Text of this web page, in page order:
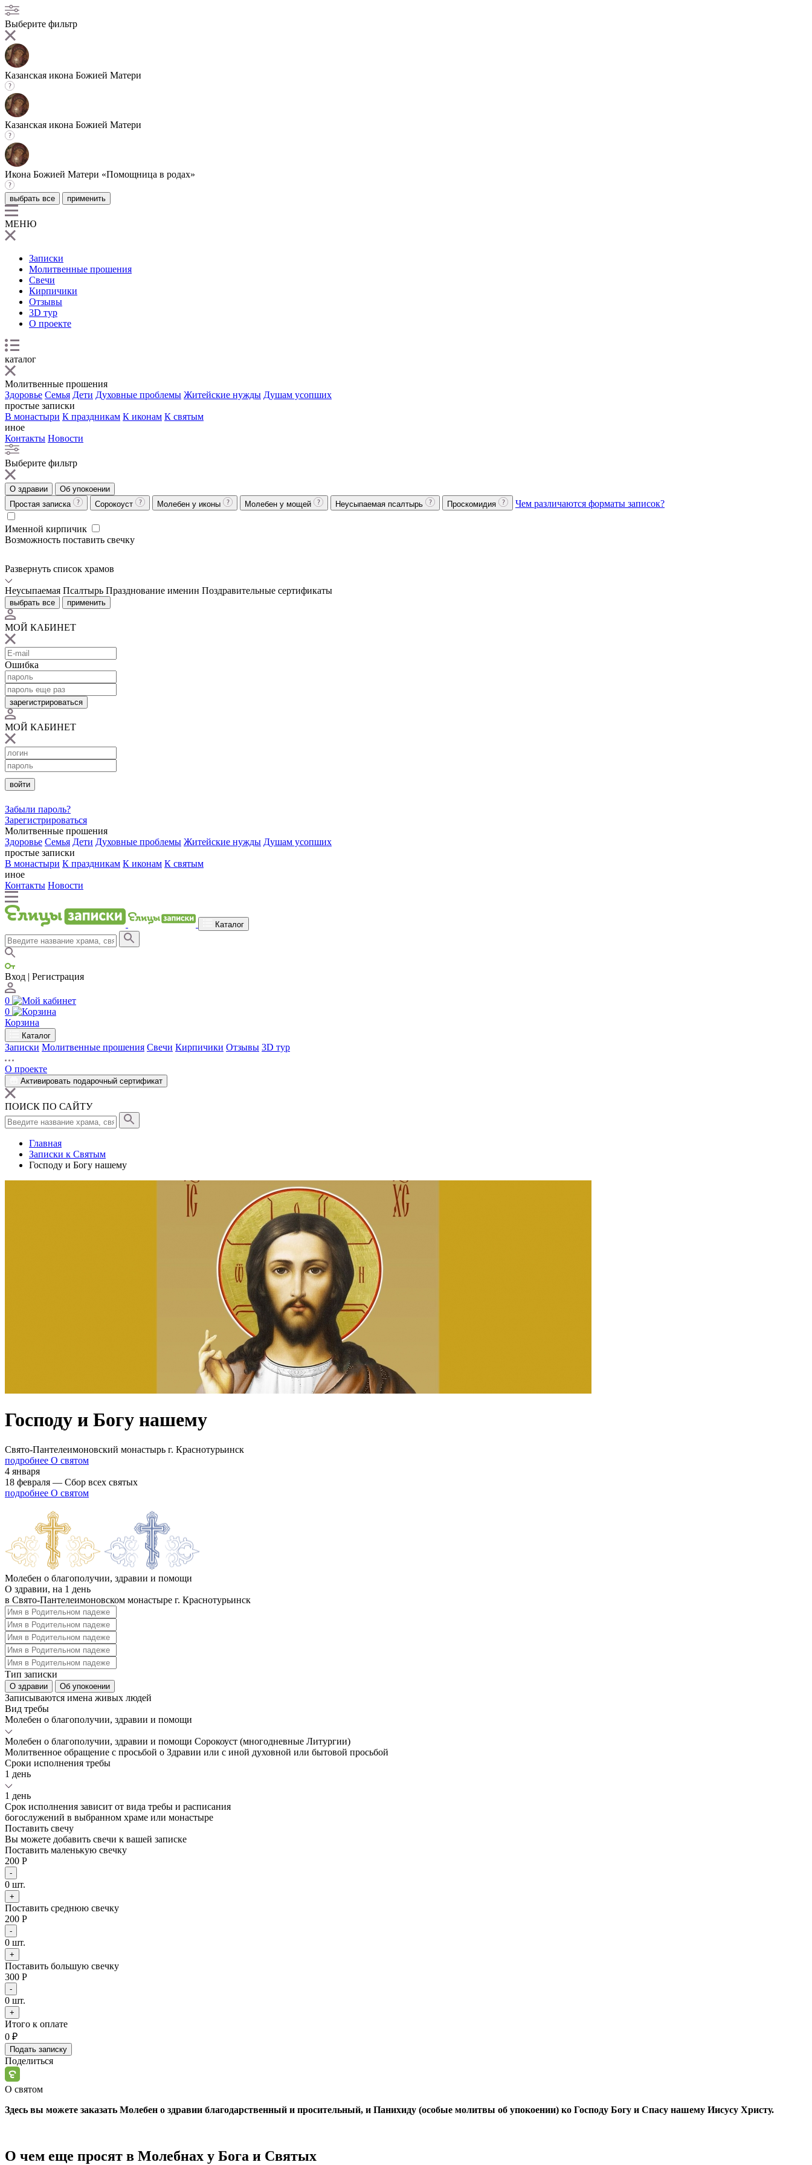
Выберите фильтр
Казанская икона Божией Матери
Казанская икона Божией Матери
Икона Божией Матери «Помощница в родах»
выбрать все применить
МЕНЮ
Записки
Молитвенные прошения
Свечи
Кирпичики
Отзывы
3D тур
О проекте
каталог
Молитвенные прошения
Здоровье Семья Дети Духовные проблемы Житейские нужды Душам усопших
простые записки
В монастыри К праздникам К иконам К святым
иное
Контакты Новости
Выберите фильтр
О здравии
Об упокоении
Простая записка
Сорокоуст Молебен у иконы Молебен у мощей Неусыпаемая псалтырь Проскомидия Чем различаются форматы записок?
Именной кирпичик
Возможность поставить свечку
Развернуть список храмов
Неусыпаемая Псалтырь Празднование именин Поздравительные сертификаты
выбрать все применить
МОЙ КАБИНЕТ
Ошибка
зарегистрироваться
МОЙ КАБИНЕТ
войти
Забыли пароль?
Зарегистрироваться
Молитвенные прошения
Здоровье Семья Дети Духовные проблемы Житейские нужды Душам усопших
простые записки
В монастыри К праздникам К иконам К святым
иное
Контакты Новости
Каталог
Вход | Регистрация
0
0
Корзина
Каталог
Записки Молитвенные прошения Свечи Кирпичики Отзывы 3D тур
О проекте
Активировать подарочный сертификат
ПОИСК ПО САЙТУ
Главная
Записки к Святым
Господу и Богу нашему
Господу и Богу нашему
Свято-Пантелеимоновский монастырь г. Краснотурьинск
подробнее О святом
4 января
18 февраля — Сбор всех святых
подробнее О святом
Молебен о благополучии, здравии и помощи
О здравии, на 1 день
в Свято-Пантелеимоновском монастыре г. Краснотурьинск
Тип записки
О здравии Об упокоении
Записываются имена живых людей
Вид требы
Молебен о благополучии, здравии и помощи
Молебен о благополучии, здравии и помощи Сорокоуст (многодневные Литургии)
Молитвенное обращение с просьбой о Здравии или с иной духовной или бытовой просьбой
Сроки исполнения требы
1 день
1 день
Срок исполнения зависит от вида требы и расписания
богослужений в выбранном храме или монастыре
Поставить свечу
Вы можете добавить свечи к вашей записке
Поставить маленькую свечку
200 Р
-
0 шт.
+
Поставить среднюю свечку
200 Р
-
0 шт.
+
Поставить большую свечку
300 Р
-
0 шт.
+
Итого к оплате
0 ₽
Подать записку
Поделиться
О святом
Здесь вы можете заказать Молебен о здравии благодарственный и просительный, и Панихиду (особые молитвы об упокоении) ко Господу Богу и Спасу нашему Иисусу Христу.
О чем еще просят в Молебнах у Бога и Святых